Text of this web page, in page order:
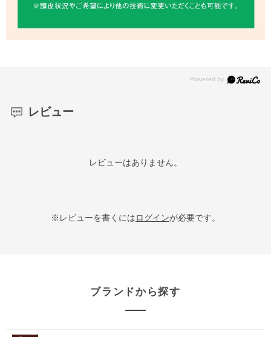
レビュー
レビューはありません。
※レビューを書くにはログインが必要です。
ブランドから探す